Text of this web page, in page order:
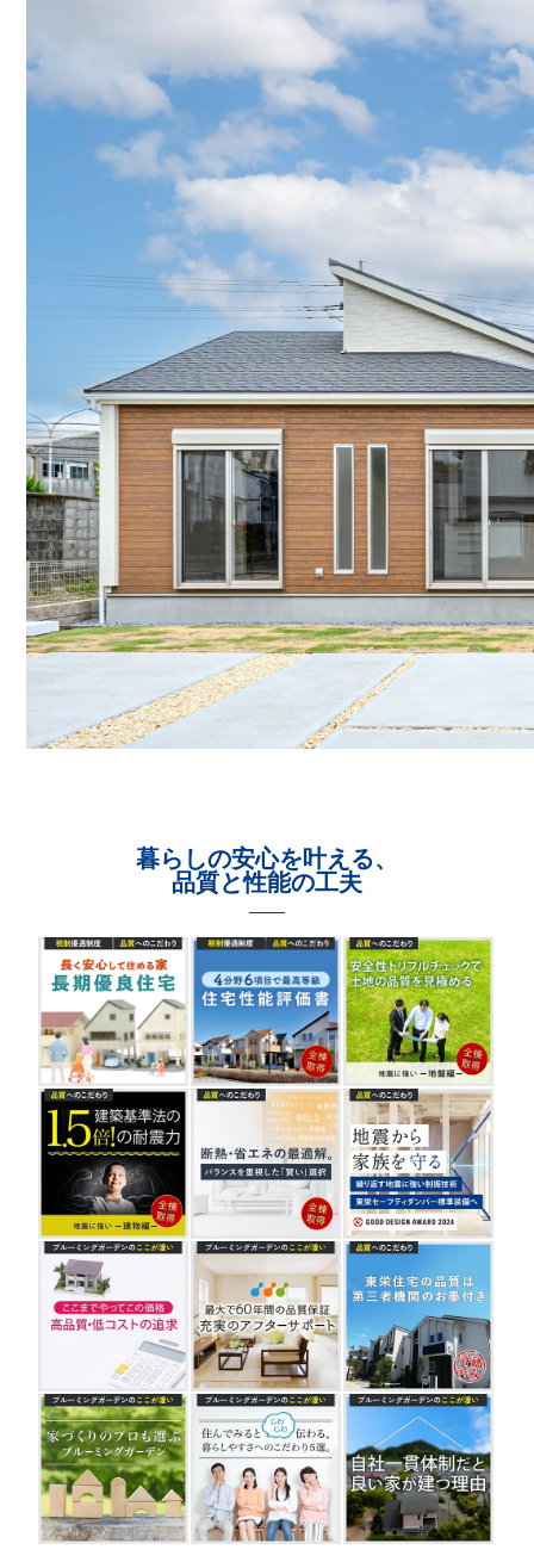
暮らしの安心を叶える、
品質と性能の工夫